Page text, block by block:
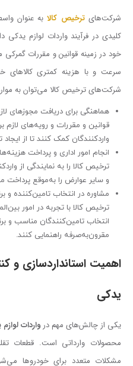
شرکت‌هایترخیص کالابه عنوان
کلیدی در فرآیند واردات لوازم
خود در زمینه قوانین و مقررات گمرکی
سرعت و با هزینه کمتری کالاهای
شرکت‌های ترخیص کالا می‌توان به
هماهنگی برای دریافت مجوزهای
قوانین و مقررات و رویه‌های لازم
واردکنندگان کمک کنند تا از
انجام امور اداری و پرداخت
ترخیص کالا را به نمایندگی از
و سایر عوارض را به‌موقع پرداخت
مشاوره در انتخاب تامین‌کننده و
ترخیص کالا با تجربه در امور
انتخاب تامین‌کنندگان مناسب و
مقرون‌به‌صرفه راهنمایی کنند.
اهمیت استانداردسازی و
یدکی
یکی از چالش‌های مهم درواردات
محصولات وارداتی است. قطعات
مشکلات متعدد برای خودروها